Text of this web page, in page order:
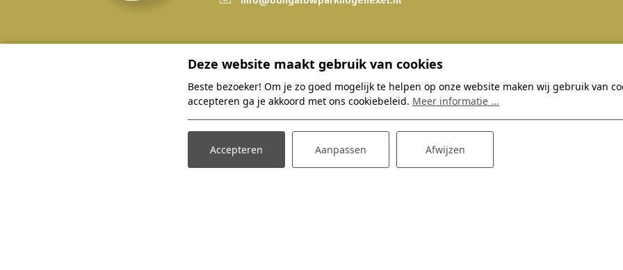
Overnachten
Zoek en boek
Accommodaties
Faciliteiten
Thema's
Zomervakantie
Herfstvakantie
Groepsaccommodaties
Restaurant
Deze website maakt gebruik van cookies
Beste bezoeker! Om je zo goed mogelijk te helpen op onze website maken wij gebruik van
accepteren ga je akkoord met ons cookiebeleid. Meer informatie ...
Accepteren Aanpassen Afwijzen